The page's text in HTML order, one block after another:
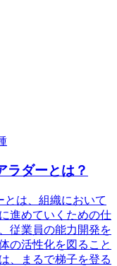
ラダーとは？
は、組織において
進めていくための仕
従業員の能力開発を
の活性化を図ること
、まるで梯子を登る